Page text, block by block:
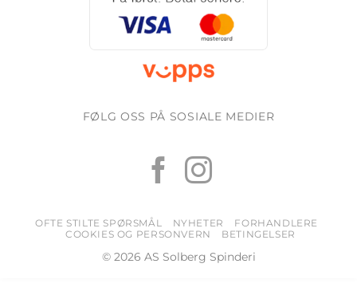
FØLG OSS PÅ SOSIALE MEDIER
OFTE STILTE SPØRSMÅL NYHETER
FORHANDLERE
COOKIES OG PERSONVERN
BETINGELSER
© 2026 AS Solberg Spinderi